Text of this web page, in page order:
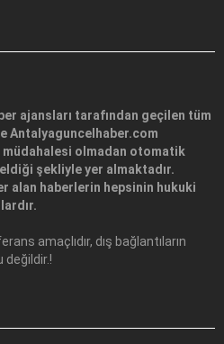
ajansları tarafından geçilen tüm
Antalyaguncelhaber.com
olmadan otomatik
şekliyle yer almaktadır.
alan haberlerin hepsinin hukuki
amaçlıdır, dış bağlantıların